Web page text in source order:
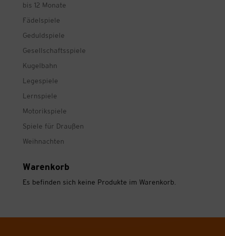
bis 12 Monate
Fädelspiele
Geduldspiele
Gesellschaftsspiele
Kugelbahn
Legespiele
Lernspiele
Motorikspiele
Spiele für Draußen
Weihnachten
Warenkorb
Es befinden sich keine Produkte im Warenkorb.